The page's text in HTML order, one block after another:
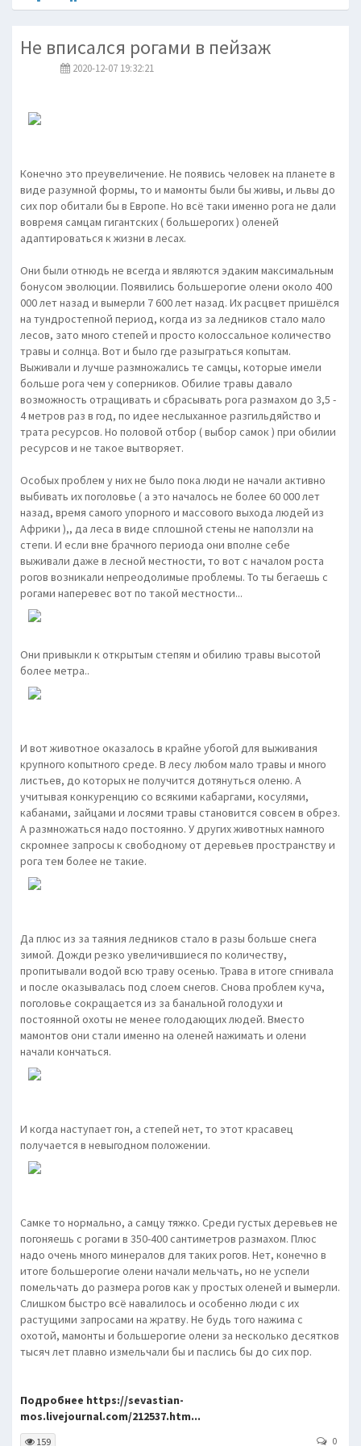
Не вписался рогами в пейзаж
2020-12-07 19:32:21
Конечно это преувеличение. Не появись человек на планете в
виде разумной формы, то и мамонты были бы живы, и львы до
сих пор обитали бы в Европе. Но всё таки именно рога не дали
вовремя самцам гигантских ( большерогих ) оленей
адаптироваться к жизни в лесах.
Они были отнюдь не всегда и являются эдаким максимальным
бонусом эволюции. Появились большерогие олени около 400
000 лет назад и вымерли 7 600 лет назад. Их расцвет пришёлся
на тундростепной период, когда из за ледников стало мало
лесов, зато много степей и просто колоссальное количество
травы и солнца. Вот и было где разыграться копытам.
Выживали и лучше размножались те самцы, которые имели
больше рога чем у соперников. Обилие травы давало
возможность отращивать и сбрасывать рога размахом до 3,5 -
4 метров раз в год, по идее неслыханное разгильдяйство и
трата ресурсов. Но половой отбор ( выбор самок ) при обилии
ресурсов и не такое вытворяет.
Особых проблем у них не было пока люди не начали активно
выбивать их поголовье ( а это началось не более 60 000 лет
назад, время самого упорного и массового выхода людей из
Африки ),, да леса в виде сплошной стены не наползли на
степи. И если вне брачного периода они вполне себе
выживали даже в лесной местности, то вот с началом роста
рогов возникали непреодолимые проблемы. То ты бегаешь с
рогами наперевес вот по такой местности...
Они привыкли к открытым степям и обилию травы высотой
более метра..
И вот животное оказалось в крайне убогой для выживания
крупного копытного среде. В лесу любом мало травы и много
листьев, до которых не получится дотянуться оленю. А
учитывая конкуренцию со всякими кабаргами, косулями,
кабанами, зайцами и лосями травы становится совсем в обрез.
А размножаться надо постоянно. У других животных намного
скромнее запросы к свободному от деревьев пространству и
рога тем более не такие.
Да плюс из за таяния ледников стало в разы больше снега
зимой. Дожди резко увеличившиеся по количеству,
пропитывали водой всю траву осенью. Трава в итоге сгнивала
и после оказывалась под слоем снегов. Снова проблем куча,
поголовье сокращается из за банальной голодухи и
постоянной охоты не менее голодающих людей. Вместо
мамонтов они стали именно на оленей нажимать и олени
начали кончаться.
И когда наступает гон, а степей нет, то этот красавец
получается в невыгодном положении.
Самке то нормально, а самцу тяжко. Среди густых деревьев не
погоняешь с рогами в 350-400 сантиметров размахом. Плюс
надо очень много минералов для таких рогов. Нет, конечно в
итоге большерогие олени начали мельчать, но не успели
помельчать до размера рогов как у простых оленей и вымерли.
Слишком быстро всё навалилось и особенно люди с их
растущими запросами на жратву. Не будь того нажима с
охотой, мамонты и большерогие олени за несколько десятков
тысяч лет плавно измельчали бы и паслись бы до сих пор.
Подробнее https://sevastian-
mos.livejournal.com/212537.htm...
159 0